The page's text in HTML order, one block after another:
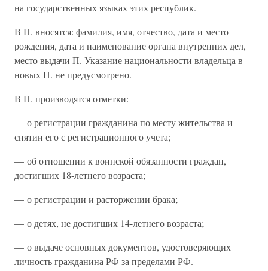
на государственных языках этих республик.
В П. вносятся: фамилия, имя, отчество, дата и место
рождения, дата и наименование органа внутренних дел,
место выдачи П. Указание национальности владельца в
новых П. не предусмотрено.
В П. производятся отметки:
— о регистрации гражданина по месту жительства и
снятии его с регистрационного учета;
— об отношении к воинской обязанности граждан,
достигших 18-летнего возраста;
— о регистрации и расторжении брака;
— о детях, не достигших 14-летнего возраста;
— о выдаче основных документов, удостоверяющих
личность гражданина РФ за пределами РФ.